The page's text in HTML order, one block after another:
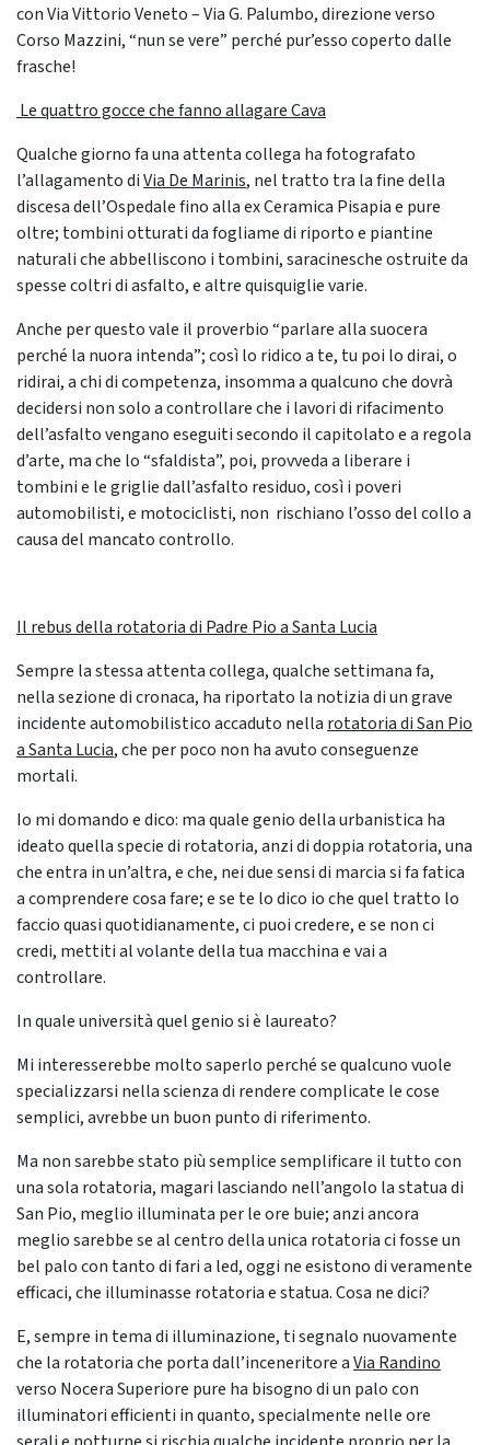
con Via Vittorio Veneto – Via G. Palumbo, direzione verso
Corso Mazzini, “nun se vere” perché pur’esso coperto dalle
frasche!
Le quattro gocce che fanno allagare Cava
Qualche giorno fa una attenta collega ha fotografato
l’allagamento diVia De Marinis, nel tratto tra la fine della
discesa dell’Ospedale fino alla ex Ceramica Pisapia e pure
oltre; tombini otturati da fogliame di riporto e piantine
naturali che abbelliscono i tombini, saracinesche ostruite da
spesse coltri di asfalto, e altre quisquiglie varie.
Anche per questo vale il proverbio “parlare alla suocera
perché la nuora intenda”; così lo ridico a te, tu poi lo dirai, o
ridirai, a chi di competenza, insomma a qualcuno che dovrà
decidersi non solo a controllare che i lavori di rifacimento
dell’asfalto vengano eseguiti secondo il capitolato e a regola
d’arte, ma che lo “sfaldista”, poi, provveda a liberare i
tombini e le griglie dall’asfalto residuo, così i poveri
automobilisti, e motociclisti, non rischiano l’osso del collo a
causa del mancato controllo.
Il rebus della rotatoria di Padre Pio a Santa Lucia
Sempre la stessa attenta collega, qualche settimana fa,
nella sezione di cronaca, ha riportato la notizia di un grave
incidente automobilistico accaduto nella rotatoria di San Pio
a Santa Lucia, che per poco non ha avuto conseguenze
mortali.
Io mi domando e dico: ma quale genio della urbanistica ha
ideato quella specie di rotatoria, anzi di doppia rotatoria, una
che entra in un’altra, e che, nei due sensi di marcia si fa fatica
a comprendere cosa fare; e se te lo dico io che quel tratto lo
faccio quasi quotidianamente, ci puoi credere, e se non ci
credi, mettiti al volante della tua macchina e vai a
controllare.
In quale università quel genio si è laureato?
Mi interesserebbe molto saperlo perché se qualcuno vuole
specializzarsi nella scienza di rendere complicate le cose
semplici, avrebbe un buon punto di riferimento.
Ma non sarebbe stato più semplice semplificare il tutto con
una sola rotatoria, magari lasciando nell’angolo la statua di
San Pio, meglio illuminata per le ore buie; anzi ancora
meglio sarebbe se al centro della unica rotatoria ci fosse un
bel palo con tanto di fari a led, oggi ne esistono di veramente
efficaci, che illuminasse rotatoria e statua. Cosa ne dici?
E, sempre in tema di illuminazione, ti segnalo nuovamente
che la rotatoria che porta dall’inceneritore aVia Randino
verso Nocera Superiore pure ha bisogno di un palo con
illuminatori efficienti in quanto, specialmente nelle ore